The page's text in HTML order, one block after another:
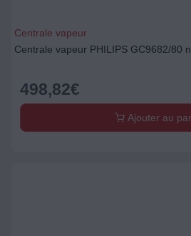
Centrale vapeur
Centrale vapeur PHILIPS GC9682/80
498,82€
Ajouter au